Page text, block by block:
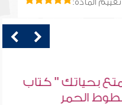
تقييم المادة:
بحياتك " كتاب
الحمر